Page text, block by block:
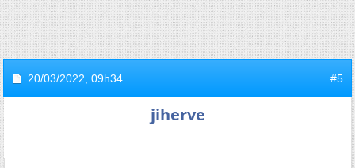
20/03/2022, 09h34 #5
jiherve